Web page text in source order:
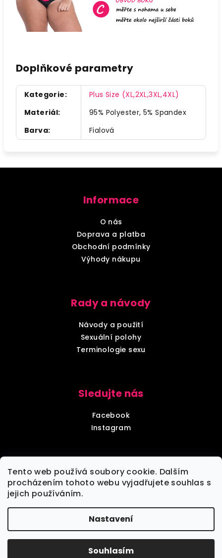
Tento web používá soubory cookie. Dalším
procházením tohoto webu vyjadřujete souhlas s
jejich používáním.
Nastavení
Souhlasím
Doplňkové parametry
Kategorie:
Plus Size (XL,2XL,3XL,4XL)
Materiál:
95% Polyester, 5% Spandex
Barva: Fialová
Informace
O nás
Doprava a platba
Obchodní podmínky
Výhody nákupu
Rady a návody
Návody a použití
Sexuální polohy
Terminologie sexu
Sledujte nás
Facebook
Instagram
Diskrétní balení
Každou objednávku zabalíme tak, aby nebylo poznat,